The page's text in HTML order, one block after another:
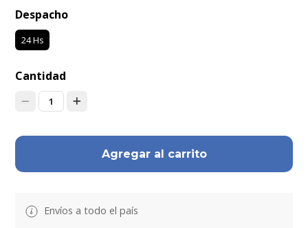
Despacho
24 Hs
Cantidad
1
Agregar al carrito
Envíos a todo el país